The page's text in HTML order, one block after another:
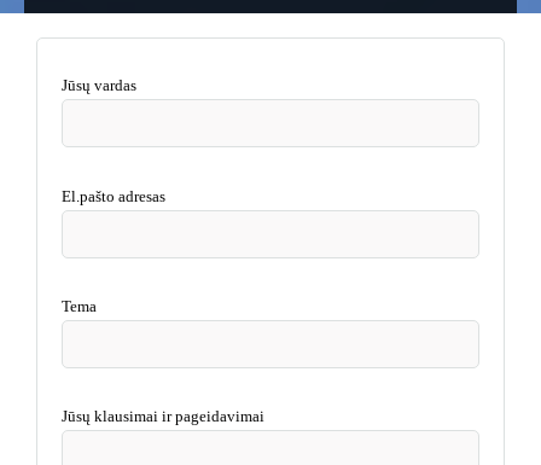
Jūsų vardas
El.pašto adresas
Tema
Jūsų klausimai ir pageidavimai